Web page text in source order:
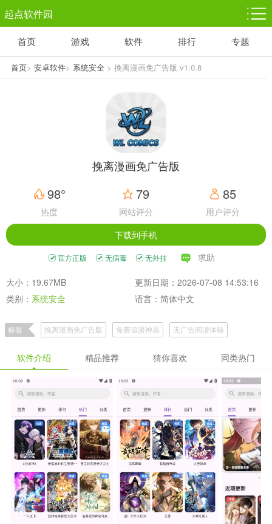
起点软件园
塔防游戏
1千+款游戏
休闲益智
1万+款游戏
体育竞技
5百+款游戏
赛车竞速
3百+款游戏
首页 游戏 软件 排行 专题
首页> 安卓软件> 系统安全> 挽离漫画免广告版 v1.0.8
挽离漫画免广告版
98°
热度
79
网站评分
85
用户评分
下载到手机
官方正版 无病毒 无外挂 求助
大小：19.67MB
更新日期：2026-07-08 14:53:16
类别： 系统安全 语言：简体中文
标签 挽离漫画免广告版 免费追漫神器 无广告阅读体验
软件介绍 精品推荐 猜你喜欢 同类热门